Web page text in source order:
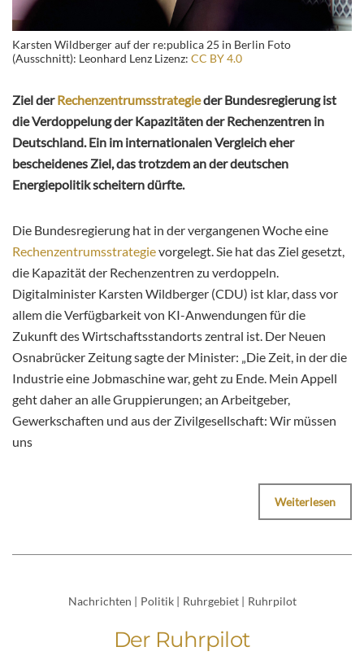
Karsten Wildberger auf der re:publica 25 in Berlin Foto
(Ausschnitt): Leonhard Lenz Lizenz: CC BY 4.0
Ziel derRechenzentrumsstrategieder Bundesregierung ist
die Verdoppelung der Kapazitäten der Rechenzentren in
Deutschland. Ein im internationalen Vergleich eher
bescheidenes Ziel, das trotzdem an der deutschen
Energiepolitik scheitern dürfte.
Die Bundesregierung hat in der vergangenen Woche eine
Rechenzentrumsstrategievorgelegt. Sie hat das Ziel gesetzt,
die Kapazität der Rechenzentren zu verdoppeln.
Digitalminister Karsten Wildberger (CDU) ist klar, dass vor
allem die Verfügbarkeit von KI-Anwendungen für die
Zukunft des Wirtschaftsstandorts zentral ist. Der Neuen
Osnabrücker Zeitung sagte der Minister: „Die Zeit, in der die
Industrie eine Jobmaschine war, geht zu Ende. Mein Appell
geht daher an alle Gruppierungen; an Arbeitgeber,
Gewerkschaften und aus der Zivilgesellschaft: Wir müssen
uns
Weiterlesen
Nachrichten | Politik | Ruhrgebiet | Ruhrpilot
Der Ruhrpilot